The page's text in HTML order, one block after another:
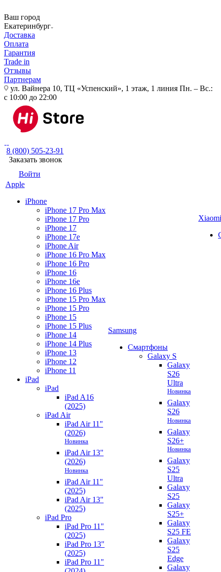
Ваш город
Екатеринбург
Доставка
Оплата
Гарантия
Trade in
Отзывы
Партнерам
ул. Вайнера 10, ТЦ «Успенский», 1 этаж, 1 линия Пн. – Вс.:
с 10:00 до 22:00
8 (800) 505-23-91
Заказать звонок
Войти
Apple
iPhone
iPhone 17 Pro Max
iPhone 17 Pro
iPhone 17
iPhone 17e
iPhone Air
iPhone 16 Pro Max
iPhone 16 Pro
iPhone 16
iPhone 16e
iPhone 16 Plus
iPhone 15 Pro Max
iPhone 15 Pro
iPhone 15
iPhone 15 Plus
iPhone 14
iPhone 14 Plus
iPhone 13
iPhone 12
iPhone 11
iPad
iPad
iPad A16
(2025)
iPad Air
iPad Air 11"
(2026)
Новинка
iPad Air 13"
(2026)
Новинка
iPad Air 11"
(2025)
iPad Air 13"
(2025)
iPad Pro
iPad Pro 11"
(2025)
iPad Pro 13"
(2025)
iPad Pro 11"
Samsung
Смартфоны
Galaxy S
Galaxy
S26
Ultra
Новинка
Galaxy
S26
Новинка
Galaxy
S26+
Новинка
Galaxy
S25
Ultra
Galaxy
S25
Galaxy
S25+
Galaxy
S25 FE
Galaxy
S25
Edge
Galaxy
Xiaomi